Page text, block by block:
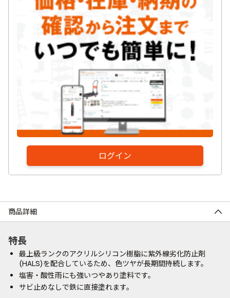
ログイン
商品詳細
特長
最上級ランクのアクリルシリコン樹脂に紫外線劣化防止剤
(HALS)を配合しているため、色ツヤが長期間持続します。
塩害・酸性雨にも強いつやあり塗料です。
サビ止めなしで鉄に直接塗れます。